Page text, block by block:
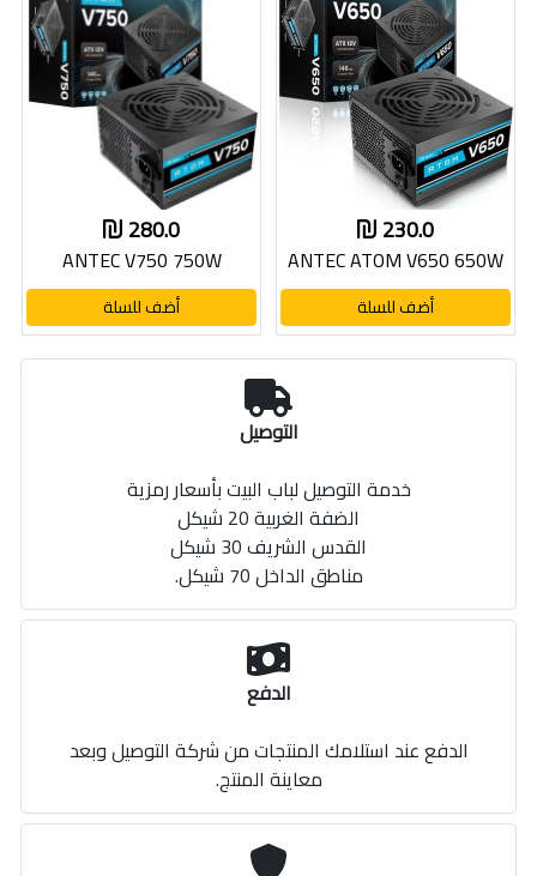
230.0
ANTEC ATOM V650 650W
أضف للسلة
280.0
ANTEC V750 750W
أضف للسلة
التوصيل
خدمة التوصيل لباب البيت بأسعار رمزية
الضفة الغربية 20 شيكل
القدس الشريف 30 شيكل
مناطق الداخل 70 شيكل.
الدفع
الدفع عند استلامك المنتجات من شركة التوصيل وبعد
معاينة المنتج.